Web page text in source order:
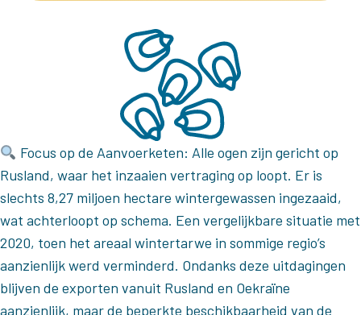
Focus op de Aanvoerketen: Alle ogen zijn gericht op
Rusland, waar het inzaaien vertraging op loopt. Er is
slechts 8,27 miljoen hectare wintergewassen ingezaaid,
wat achterloopt op schema. Een vergelijkbare situatie met
2020, toen het areaal wintertarwe in sommige regio’s
aanzienlijk werd verminderd. Ondanks deze uitdagingen
blijven de exporten vanuit Rusland en Oekraïne
aanzienlijk, maar de beperkte beschikbaarheid van de